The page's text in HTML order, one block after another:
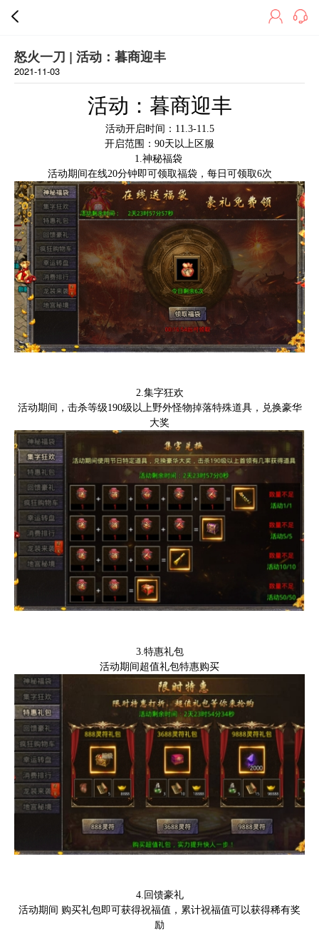
怒火一刀 | 活动：暮商迎丰
2021-11-03
活动： 暮商迎丰
活动开启时间： 11.3-11.5
开启范围：90天以上区服
1.神秘福袋
活动期间在线20分钟即可领取福袋，每日可领取6次
2.集字狂欢
活动期间， 击杀等级190级以上野外怪物掉落特殊道具，兑换豪华
大奖
3.特惠礼包
活动期间超值礼包特惠购买
4. 回馈豪礼
活动期间 购买礼包即可获得祝福值，累计祝福值可以获得稀有奖
励